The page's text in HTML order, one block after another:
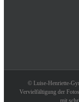
© Luise-Henriette-
Vervielfältigung der
mit